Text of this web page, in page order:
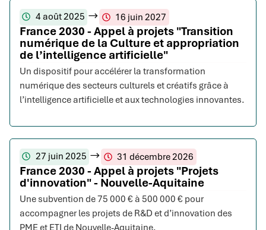
4 août 2025 16 juin 2027
France 2030 - Appel à projets "Transition
numérique de la Culture et appropriation
de l’intelligence artificielle"
Un dispositif pour accélérer la transformation
numérique des secteurs culturels et créatifs grâce à
l’intelligence artificielle et aux technologies innovantes.
27 juin 2025 31 décembre 2026
France 2030 - Appel à projets "Projets
d'innovation" - Nouvelle-Aquitaine
Une subvention de 75 000 € à 500 000 € pour
accompagner les projets de R&D et d’innovation des